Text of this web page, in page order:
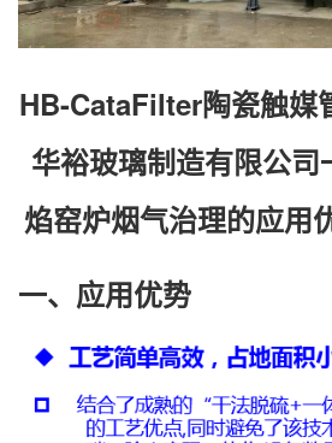
HB-CataFilter陶瓷触媒
华裕玻璃制造有限公
焰窑炉烟气治理的应用
一、应用优势